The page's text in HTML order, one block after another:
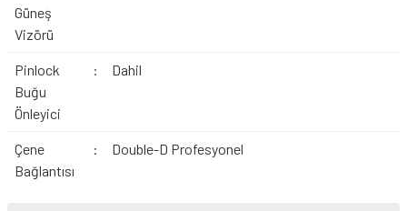
Güneş
Vizörü
Pinlock
Buğu
Önleyici
: Dahil
Çene
Bağlantısı
: Double-D Profesyonel